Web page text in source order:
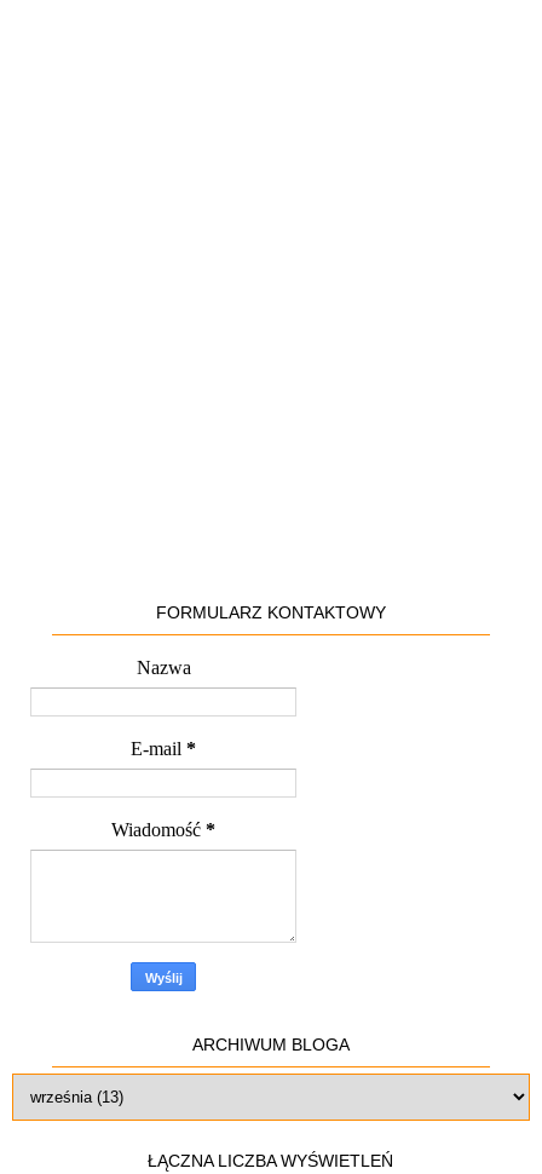
FORMULARZ KONTAKTOWY
Nazwa
E-mail *
Wiadomość *
ARCHIWUM BLOGA
ŁĄCZNA LICZBA WYŚWIETLEŃ